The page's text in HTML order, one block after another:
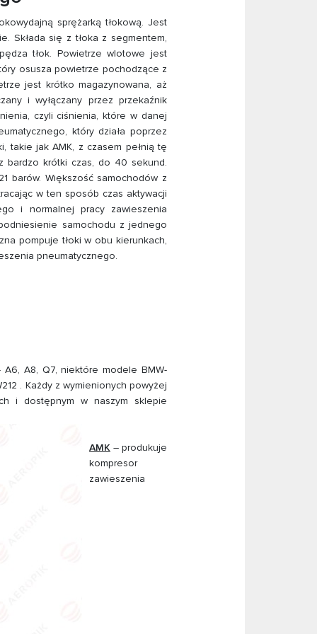
sprężarką tłokową. Jest
Składa się z tłoka z segmentem,
tłok. Powietrze wlotowe jest
osusza powietrze pochodzące z
jest krótko magazynowana, aż
i wyłączany przez przekaźnik
czyli ciśnienia, które w danej
który działa poprzez
takie jak AMK, z czasem pełnią tę
bardzo krótki czas, do 40 sekund.
barów. Większość samochodów z
w ten sposób czas aktywacji
i normalnej pracy zawieszenia
samochodu z jednego
pompuje tłoki w obu kierunkach,
pneumatycznego.
A8, Q7, niektóre modele BMW-
. Każdy z wymienionych powyżej
i dostępnym w naszym sklepie
AMK – produkuje
kompresor
zawieszenia